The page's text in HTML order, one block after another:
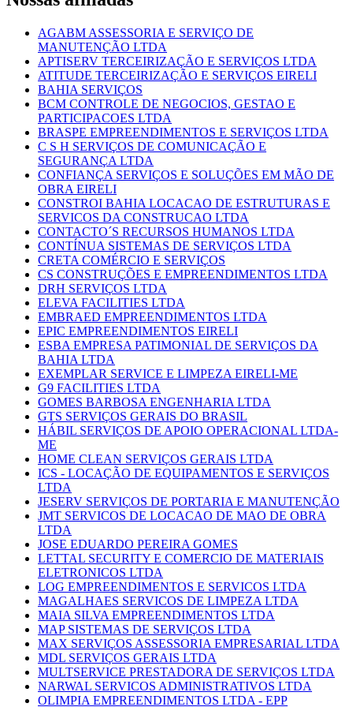
AGABM ASSESSORIA E SERVIÇO DE
MANUTENÇÃO LTDA
APTISERV TERCEIRIZAÇÃO E SERVIÇOS LTDA
ATITUDE TERCEIRIZAÇÃO E SERVIÇOS EIRELI
BAHIA SERVIÇOS
BCM CONTROLE DE NEGOCIOS, GESTAO E
PARTICIPACOES LTDA
BRASPE EMPREENDIMENTOS E SERVIÇOS LTDA
C S H SERVIÇOS DE COMUNICAÇÃO E
SEGURANÇA LTDA
CONFIANÇA SERVIÇOS E SOLUÇÕES EM MÃO DE
OBRA EIRELI
CONSTROI BAHIA LOCACAO DE ESTRUTURAS E
SERVICOS DA CONSTRUCAO LTDA
CONTACTO´S RECURSOS HUMANOS LTDA
CONTÍNUA SISTEMAS DE SERVIÇOS LTDA
CRETA COMÉRCIO E SERVIÇOS
CS CONSTRUÇÕES E EMPREENDIMENTOS LTDA
DRH SERVIÇOS LTDA
ELEVA FACILITIES LTDA
EMBRAED EMPREENDIMENTOS LTDA
EPIC EMPREENDIMENTOS EIRELI
ESBA EMPRESA PATIMONIAL DE SERVIÇOS DA
BAHIA LTDA
EXEMPLAR SERVICE E LIMPEZA EIRELI-ME
G9 FACILITIES LTDA
GOMES BARBOSA ENGENHARIA LTDA
GTS SERVIÇOS GERAIS DO BRASIL
HÁBIL SERVIÇOS DE APOIO OPERACIONAL LTDA-
ME
HOME CLEAN SERVIÇOS GERAIS LTDA
ICS - LOCAÇÃO DE EQUIPAMENTOS E SERVIÇOS
LTDA
JESERV SERVIÇOS DE PORTARIA E MANUTENÇÃO
JMT SERVICOS DE LOCACAO DE MAO DE OBRA
LTDA
JOSE EDUARDO PEREIRA GOMES
LETTAL SECURITY E COMERCIO DE MATERIAIS
ELETRONICOS LTDA
LOG EMPREENDIMENTOS E SERVICOS LTDA
MAGALHAES SERVICOS DE LIMPEZA LTDA
MAIA SILVA EMPREENDIMENTOS LTDA
MAP SISTEMAS DE SERVIÇOS LTDA
MAX SERVIÇOS ASSESSORIA EMPRESARIAL LTDA
MDL SERVIÇOS GERAIS LTDA
MULTSERVICE PRESTADORA DE SERVIÇOS LTDA
NARWAL SERVICOS ADMINISTRATIVOS LTDA
OLIMPIA EMPREENDIMENTOS LTDA - EPP